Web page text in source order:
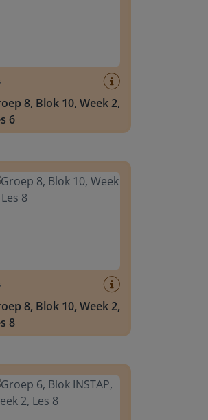
8, Blok 10, Week 2,
6
8, Blok 10, Week 2,
8